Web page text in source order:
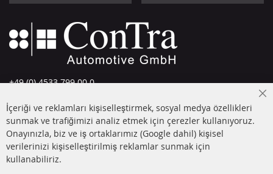
+49 (0) 4533 799 00 0
info@contra-automotive.de
facebook
instagram
HIZLI LİNKLER
MÜŞTERİ
İçeriği ve reklamları kişiselleştirmek, sosyal medya özellikleri
sunmak ve trafiğimizi analiz etmek için çerezler kullanıyoruz.
Onayınızla, biz ve iş ortaklarımız (Google dahil) kişisel
verilerinizi kişiselleştirilmiş reklamlar sunmak için
kullanabiliriz.